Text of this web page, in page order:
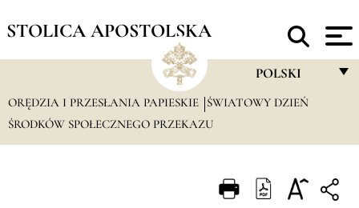
STOLICA APOSTOLSKA
POLSKI
FRANÇAIS
PORTUGUÊS
ORĘDZIA I PRZESŁANIA PAPIESKIE
ŚWIATOWY DZIEŃ
ŚRODKÓW SPOŁECZNEGO PRZEKAZU